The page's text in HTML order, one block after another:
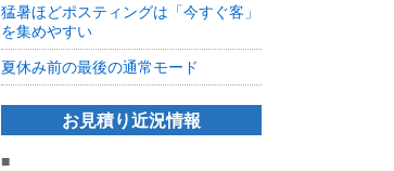
猛暑ほどポスティングは「今すぐ客」
を集めやすい
夏休み前の最後の通常モード
お見積り近況情報
■